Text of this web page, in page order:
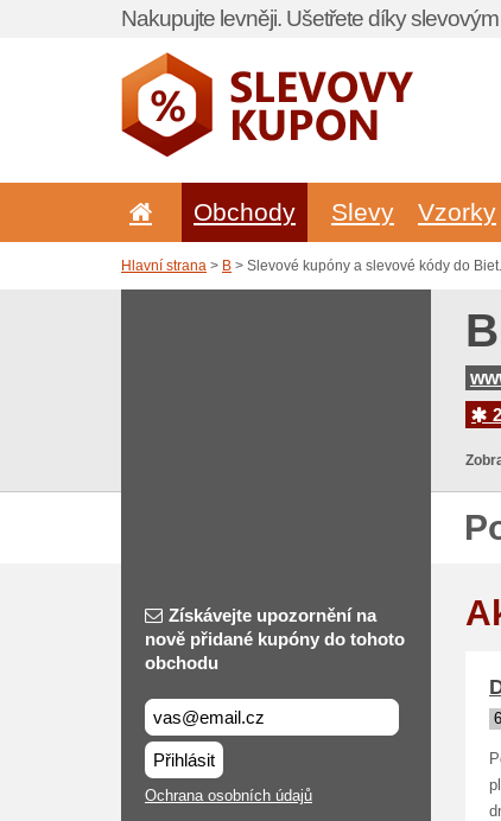
Nakupujte levněji. Ušetřete díky
Obchody Slevy Vzorky
Hlavní strana > B > Slevové kupóny a slevové kódy do
Získávejte upozornění na
nově přidané kupóny do tohoto
obchodu
Přihlásit
Ochrana osobních údajů